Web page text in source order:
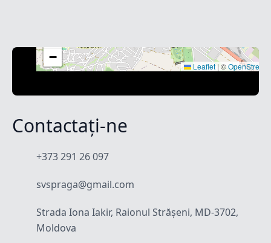
−
Leaflet |©
Contactați-ne
+373 291 26 097
svspraga@gmail.com
Strada Iona Iakir, Raionul Strășeni, MD-3702,
Moldova